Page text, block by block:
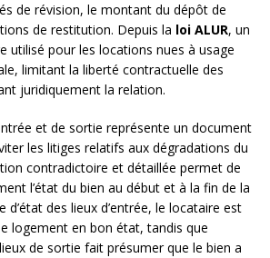
de révision, le montant du dépôt de
de restitution. Depuis la loi ALUR, un
utilisé pour les locations nues à usage
limitant la liberté contractuelle des
juridiquement la relation.
et de sortie représente un document
les litiges relatifs aux dégradations du
contradictoire et détaillée permet de
l’état du bien au début et à la fin de la
d’état des lieux d’entrée, le locataire est
logement en bon état, tandis que
lieux de sortie fait présumer que le bien a